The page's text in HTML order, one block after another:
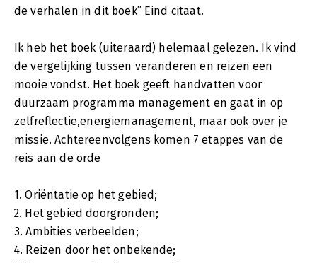
de verhalen in dit boek” Eind citaat.
Ik heb het boek (uiteraard) helemaal gelezen. Ik vind
de vergelijking tussen veranderen en reizen een
mooie vondst. Het boek geeft handvatten voor
duurzaam programma management en gaat in op
zelfreflectie,energiemanagement, maar ook over je
missie. Achtereenvolgens komen 7 etappes van de
reis aan de orde
1. Oriëntatie op het gebied;
2. Het gebied doorgronden;
3. Ambities verbeelden;
4. Reizen door het onbekende;